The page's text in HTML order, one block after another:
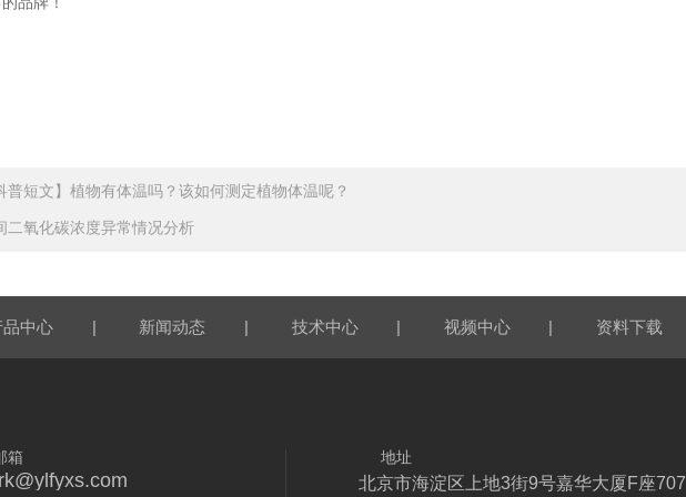
普短文】植物有体温吗？该如何测定植物体温呢？
二氧化碳浓度异常情况分析
品中心 | 新闻动态 | 技术中心 | 视频中心 | 资料下载
箱 地址
北京市海淀区上地3街9号嘉华大厦F座707